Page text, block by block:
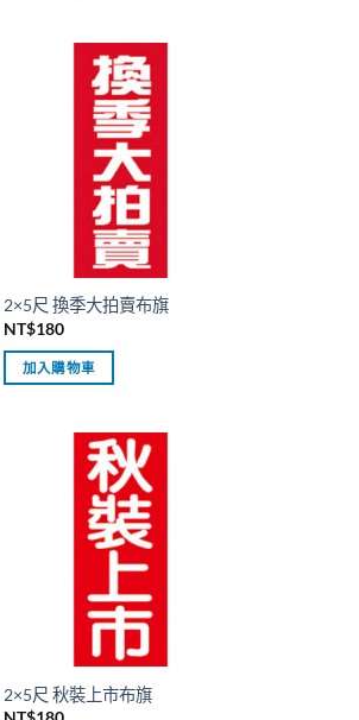
2×5尺 換季大拍賣布旗
NT$180
加入購物車
2×5尺 秋裝上市布旗